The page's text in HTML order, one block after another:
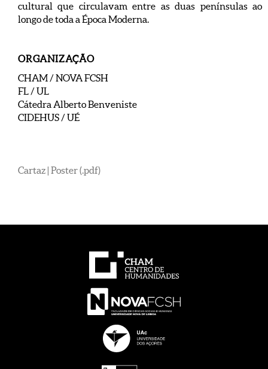
cultural que circulavam entre as duas penínsulas ao
longo de toda a Época Moderna.
ORGANIZAÇÃO
CHAM / NOVA FCSH
FL / UL
Cátedra Alberto Benveniste
CIDEHUS / UÉ
Cartaz | Poster (.pdf)